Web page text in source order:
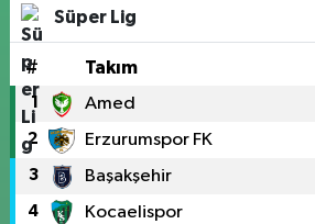
Süper Lig
# Takım
1 Amed
2 Erzurumspor FK
3 Başakşehir
4 Kocaelispor